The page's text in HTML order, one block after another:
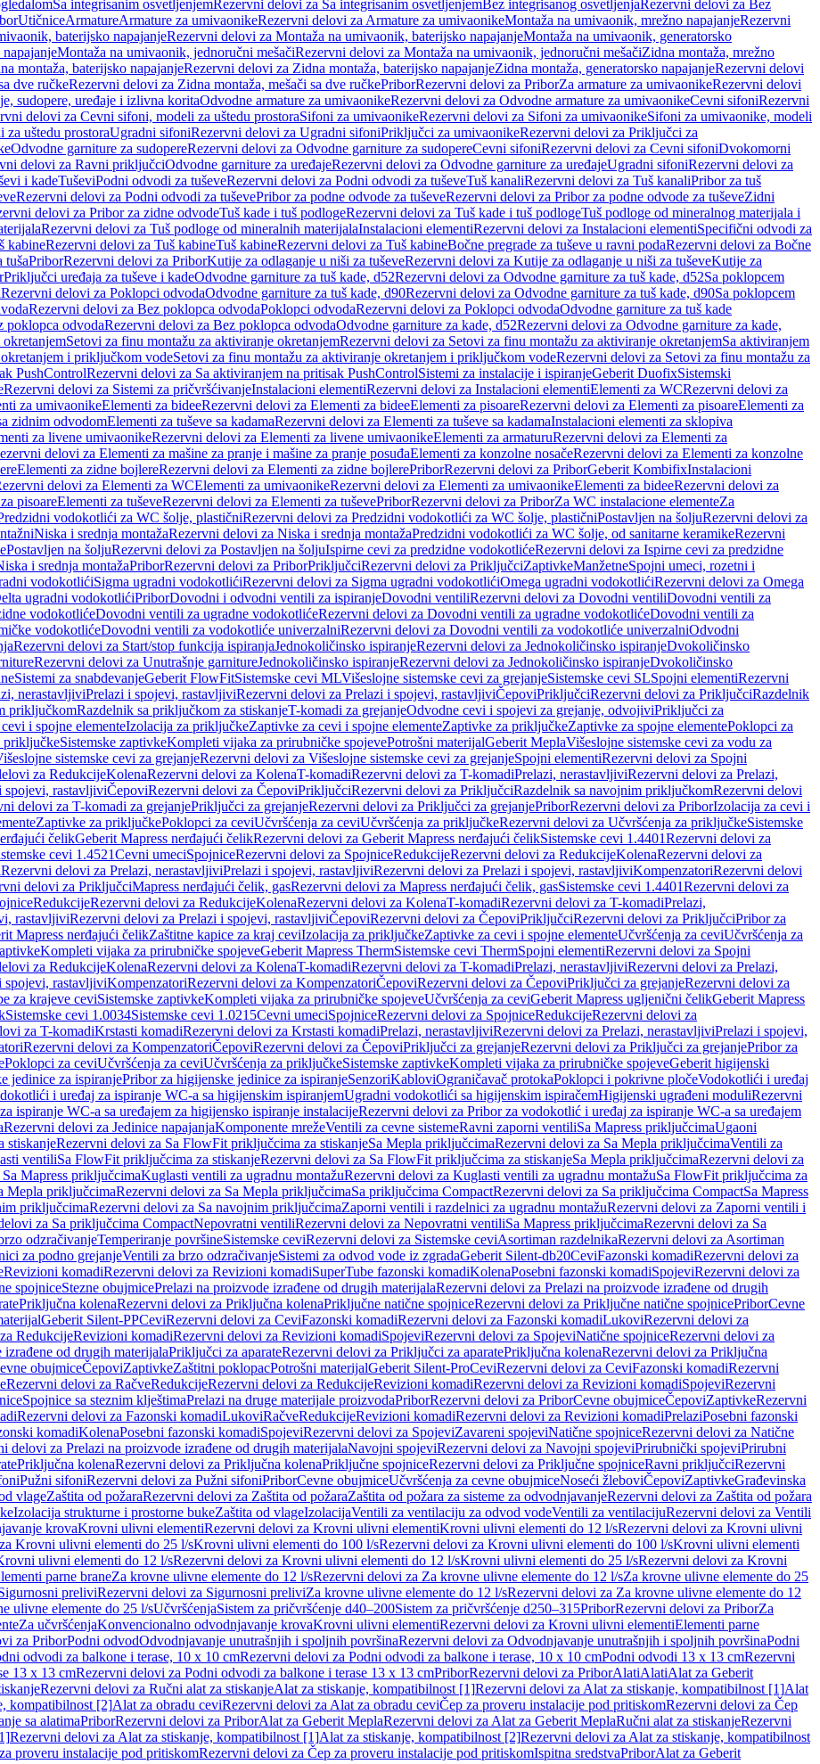
Sa integrisanim osvetljenjemRezervni delovi za Sa integrisanim osvetljenjemBez integrisanog osvetljenjaRezervni delovi za Bez
UtičniceArmatureArmature za umivaonikeRezervni delovi za Armature za umivaonikeMontaža na umivaonik, mrežno napajanjeRezervni
baterijsko napajanjeRezervni delovi za Montaža na umivaonik, baterijsko napajanjeMontaža na umivaonik, generatorsko
Montaža na umivaonik, jednoručni mešačiRezervni delovi za Montaža na umivaonik, jednoručni mešačiZidna montaža, mrežno
montaža, baterijsko napajanjeRezervni delovi za Zidna montaža, baterijsko napajanjeZidna montaža, generatorsko napajanjeRezervni delovi
dve ručkeRezervni delovi za Zidna montaža, mešači sa dve ručkePriborRezervni delovi za PriborZa armature za umivaonikeRezervni delovi
sudopere, uređaje i izlivna koritaOdvodne armature za umivaonikeRezervni delovi za Odvodne armature za umivaonikeCevni sifoniRezervni
delovi za Cevni sifoni, modeli za uštedu prostoraSifoni za umivaonikeRezervni delovi za Sifoni za umivaonikeSifoni za umivaonike, modeli
uštedu prostoraUgradni sifoniRezervni delovi za Ugradni sifoniPriključci za umivaonikeRezervni delovi za Priključci za
Odvodne garniture za sudopereRezervni delovi za Odvodne garniture za sudopereCevni sifoniRezervni delovi za Cevni sifoniDvokomorni
delovi za Ravni priključciOdvodne garniture za uređajeRezervni delovi za Odvodne garniture za uređajeUgradni sifoniRezervni delovi za
i kadeTuševiPodni odvodi za tuševeRezervni delovi za Podni odvodi za tuševeTuš kanaliRezervni delovi za Tuš kanaliPribor za tuš
Rezervni delovi za Podni odvodi za tuševePribor za podne odvode za tuševeRezervni delovi za Pribor za podne odvode za tuševeZidni
delovi za Pribor za zidne odvodeTuš kade i tuš podlogeRezervni delovi za Tuš kade i tuš podlogeTuš podloge od mineralnog materijala i
Rezervni delovi za Tuš podloge od mineralnih materijalaInstalacioni elementiRezervni delovi za Instalacioni elementiSpecifični odvodi za
kabineRezervni delovi za Tuš kabineTuš kabineRezervni delovi za Tuš kabineBočne pregrade za tuševe u ravni podaRezervni delovi za Bočne
tušaPriborRezervni delovi za PriborKutije za odlaganje u niši za tuševeRezervni delovi za Kutije za odlaganje u niši za tuševeKutije za
Priključci uređaja za tuševe i kadeOdvodne garniture za tuš kade, d52Rezervni delovi za Odvodne garniture za tuš kade, d52Sa poklopcem
Rezervni delovi za Poklopci odvodaOdvodne garniture za tuš kade, d90Rezervni delovi za Odvodne garniture za tuš kade, d90Sa poklopcem
Rezervni delovi za Bez poklopca odvodaPoklopci odvodaRezervni delovi za Poklopci odvodaOdvodne garniture za tuš kade
poklopca odvodaRezervni delovi za Bez poklopca odvodaOdvodne garniture za kade, d52Rezervni delovi za Odvodne garniture za kade,
Setovi za finu montažu za aktiviranje okretanjemRezervni delovi za Setovi za finu montažu za aktiviranje okretanjemSa aktiviranjem
i priključkom vodeSetovi za finu montažu za aktiviranje okretanjem i priključkom vodeRezervni delovi za Setovi za finu montažu za
PushControlRezervni delovi za Sa aktiviranjem na pritisak PushControlSistemi za instalacije i ispiranjeGeberit DuofixSistemski
Rezervni delovi za Sistemi za pričvršćivanjeInstalacioni elementiRezervni delovi za Instalacioni elementiElementi za WCRezervni delovi za
za umivaonikeElementi za bideeRezervni delovi za Elementi za bideeElementi za pisoareRezervni delovi za Elementi za pisoareElementi za
zidnim odvodomElementi za tuševe sa kadamaRezervni delovi za Elementi za tuševe sa kadamaInstalacioni elementi za sklopiva
za livene umivaonikeRezervni delovi za Elementi za livene umivaonikeElementi za armaturuRezervni delovi za Elementi za
delovi za Elementi za mašine za pranje i mašine za pranje posuđaElementi za konzolne nosačeRezervni delovi za Elementi za konzolne
Elementi za zidne bojlereRezervni delovi za Elementi za zidne bojlerePriborRezervni delovi za PriborGeberit KombifixInstalacioni
delovi za Elementi za WCElementi za umivaonikeRezervni delovi za Elementi za umivaonikeElementi za bideeRezervni delovi za
pisoareElementi za tuševeRezervni delovi za Elementi za tuševePriborRezervni delovi za PriborZa WC instalacione elementeZa
vodokotlići za WC šolje, plastičniRezervni delovi za Predzidni vodokotlići za WC šolje, plastičniPostavljen na šoljuRezervni delovi za
Niska i srednja montažaRezervni delovi za Niska i srednja montažaPredzidni vodokotlići za WC šolje, od sanitarne keramikeRezervni
Postavljen na šoljuRezervni delovi za Postavljen na šoljuIspirne cevi za predzidne vodokotlićeRezervni delovi za Ispirne cevi za predzidne
i srednja montažaPriborRezervni delovi za PriborPriključciRezervni delovi za PriključciZaptivkeManžetneSpojni umeci, rozetni i
vodokotlićiSigma ugradni vodokotlićiRezervni delovi za Sigma ugradni vodokotlićiOmega ugradni vodokotlićiRezervni delovi za Omega
ugradni vodokotlićiPriborDovodni i odvodni ventili za ispiranjeDovodni ventiliRezervni delovi za Dovodni ventiliDovodni ventili za
vodokotlićeDovodni ventili za ugradne vodokotlićeRezervni delovi za Dovodni ventili za ugradne vodokotlićeDovodni ventili za
vodokotlićeDovodni ventili za vodokotliće univerzalniRezervni delovi za Dovodni ventili za vodokotliće univerzalniOdvodni
Rezervni delovi za Start/stop funkcija ispiranjaJednokoličinsko ispiranjeRezervni delovi za Jednokoličinsko ispiranjeDvokoličinsko
Rezervni delovi za Unutrašnje garnitureJednokoličinsko ispiranjeRezervni delovi za Jednokoličinsko ispiranjeDvokoličinsko
Sistemi za snabdevanjeGeberit FlowFitSistemske cevi MLVišeslojne sistemske cevi za grejanjeSistemske cevi SLSpojni elementiRezervni
nerastavljiviPrelazi i spojevi, rastavljiviRezervni delovi za Prelazi i spojevi, rastavljiviČepoviPriključciRezervni delovi za PriključciRazdelnik
priključkomRazdelnik sa priključkom za stiskanjeT-komadi za grejanjeOdvodne cevi i spojevi za grejanje, odvojiviPriključci za
i spojne elementeIzolacija za priključkeZaptivke za cevi i spojne elementeZaptivke za priključkeZaptivke za spojne elementePoklopci za
priključkeSistemske zaptivkeKompleti vijaka za prirubničke spojevePotrošni materijalGeberit MeplaVišeslojne sistemske cevi za vodu za
sistemske cevi za grejanjeRezervni delovi za Višeslojne sistemske cevi za grejanjeSpojni elementiRezervni delovi za Spojni
za RedukcijeKolenaRezervni delovi za KolenaT-komadiRezervni delovi za T-komadiPrelazi, nerastavljiviRezervni delovi za Prelazi,
spojevi, rastavljiviČepoviRezervni delovi za ČepoviPriključciRezervni delovi za PriključciRazdelnik sa navojnim priključkomRezervni delovi
delovi za T-komadi za grejanjePriključci za grejanjeRezervni delovi za Priključci za grejanjePriborRezervni delovi za PriborIzolacija za cevi i
Zaptivke za priključkePoklopci za ceviUčvršćenja za ceviUčvršćenja za priključkeRezervni delovi za Učvršćenja za priključkeSistemske
čelikGeberit Mapress nerđajući čelikRezervni delovi za Geberit Mapress nerđajući čelikSistemske cevi 1.4401Rezervni delovi za
cevi 1.4521Cevni umeciSpojniceRezervni delovi za SpojniceRedukcijeRezervni delovi za RedukcijeKolenaRezervni delovi za
Rezervni delovi za Prelazi, nerastavljiviPrelazi i spojevi, rastavljiviRezervni delovi za Prelazi i spojevi, rastavljiviKompenzatoriRezervni delovi
delovi za PriključciMapress nerđajući čelik, gasRezervni delovi za Mapress nerđajući čelik, gasSistemske cevi 1.4401Rezervni delovi za
RedukcijeRezervni delovi za RedukcijeKolenaRezervni delovi za KolenaT-komadiRezervni delovi za T-komadiPrelazi,
rastavljiviRezervni delovi za Prelazi i spojevi, rastavljiviČepoviRezervni delovi za ČepoviPriključciRezervni delovi za PriključciPribor za
Mapress nerđajući čelikZaštitne kapice za kraj ceviIzolacija za priključkeZaptivke za cevi i spojne elementeUčvršćenja za ceviUčvršćenja za
Kompleti vijaka za prirubničke spojeveGeberit Mapress ThermSistemske cevi ThermSpojni elementiRezervni delovi za Spojni
za RedukcijeKolenaRezervni delovi za KolenaT-komadiRezervni delovi za T-komadiPrelazi, nerastavljiviRezervni delovi za Prelazi,
spojevi, rastavljiviKompenzatoriRezervni delovi za KompenzatoriČepoviRezervni delovi za ČepoviPriključci za grejanjeRezervni delovi za
za krajeve ceviSistemske zaptivkeKompleti vijaka za prirubničke spojeveUčvršćenja za ceviGeberit Mapress ugljenični čelikGeberit Mapress
Sistemske cevi 1.0034Sistemske cevi 1.0215Cevni umeciSpojniceRezervni delovi za SpojniceRedukcijeRezervni delovi za
za T-komadiKrstasti komadiRezervni delovi za Krstasti komadiPrelazi, nerastavljiviRezervni delovi za Prelazi, nerastavljiviPrelazi i spojevi,
Rezervni delovi za KompenzatoriČepoviRezervni delovi za ČepoviPriključci za grejanjeRezervni delovi za Priključci za grejanjePribor za
Poklopci za ceviUčvršćenja za ceviUčvršćenja za priključkeSistemske zaptivkeKompleti vijaka za prirubničke spojeveGeberit higijenski
jedinice za ispiranjePribor za higijenske jedinice za ispiranjeSenzoriKabloviOgraničavač protokaPoklopci i pokrivne pločeVodokotlići i uređaj
i uređaj za ispiranje WC-a sa higijenskim ispiranjemUgradni vodokotlići sa higijenskim ispiračemHigijenski ugrađeni moduliRezervni
ispiranje WC-a sa uređajem za higijensko ispiranje instalacijeRezervni delovi za Pribor za vodokotlić i uređaj za ispiranje WC-a sa uređajem
Rezervni delovi za Jedinice napajanjaKomponente mrežeVentili za cevne sistemeRavni zaporni ventiliSa Mapress priključcimaUgaoni
stiskanjeRezervni delovi za Sa FlowFit priključcima za stiskanjeSa Mepla priključcimaRezervni delovi za Sa Mepla priključcimaVentili za
ventiliSa FlowFit priključcima za stiskanjeRezervni delovi za Sa FlowFit priključcima za stiskanjeSa Mepla priključcimaRezervni delovi za
Mapress priključcimaKuglasti ventili za ugradnu montažuRezervni delovi za Kuglasti ventili za ugradnu montažuSa FlowFit priključcima za
Mepla priključcimaRezervni delovi za Sa Mepla priključcimaSa priključcima CompactRezervni delovi za Sa priključcima CompactSa Mapress
priključcimaRezervni delovi za Sa navojnim priključcimaZaporni ventili i razdelnici za ugradnu montažuRezervni delovi za Zaporni ventili i
za Sa priključcima CompactNepovratni ventiliRezervni delovi za Nepovratni ventiliSa Mapress priključcimaRezervni delovi za Sa
odzračivanjeTemperiranje površineSistemske ceviRezervni delovi za Sistemske ceviAsortiman razdelnikaRezervni delovi za Asortiman
za podno grejanjeVentili za brzo odzračivanjeSistemi za odvod vode iz zgradaGeberit Silent-db20CeviFazonski komadiRezervni delovi za
Revizioni komadiRezervni delovi za Revizioni komadiSuperTube fazonski komadiKolenaPosebni fazonski komadiSpojeviRezervni delovi za
spojniceStezne obujmicePrelazi na proizvode izrađene od drugih materijalaRezervni delovi za Prelazi na proizvode izrađene od drugih
Priključna kolenaRezervni delovi za Priključna kolenaPriključne natične spojniceRezervni delovi za Priključne natične spojnicePriborCevne
Geberit Silent-PPCeviRezervni delovi za CeviFazonski komadiRezervni delovi za Fazonski komadiLukoviRezervni delovi za
RedukcijeRevizioni komadiRezervni delovi za Revizioni komadiSpojeviRezervni delovi za SpojeviNatične spojniceRezervni delovi za
od drugih materijalaPriključci za aparateRezervni delovi za Priključci za aparatePriključna kolenaRezervni delovi za Priključna
obujmiceČepoviZaptivkeZaštitni poklopacPotrošni materijalGeberit Silent-ProCeviRezervni delovi za CeviFazonski komadiRezervni
Rezervni delovi za RačveRedukcijeRezervni delovi za RedukcijeRevizioni komadiRezervni delovi za Revizioni komadiSpojeviRezervni
Spojnice sa steznim klještimaPrelazi na druge materijale proizvodaPriborRezervni delovi za PriborCevne obujmiceČepoviZaptivkeRezervni
Rezervni delovi za Fazonski komadiLukoviRačveRedukcijeRevizioni komadiRezervni delovi za Revizioni komadiPrelaziPosebni fazonski
komadiKolenaPosebni fazonski komadiSpojeviRezervni delovi za SpojeviZavareni spojeviNatične spojniceRezervni delovi za Natične
delovi za Prelazi na proizvode izrađene od drugih materijalaNavojni spojeviRezervni delovi za Navojni spojeviPrirubnički spojeviPrirubni
Priključna kolenaRezervni delovi za Priključna kolenaPriključne spojniceRezervni delovi za Priključne spojniceRavni priključciRezervni
Pužni sifoniRezervni delovi za Pužni sifoniPriborCevne obujmiceUčvršćenja za cevne obujmiceNoseći žleboviČepoviZaptivkeGrađevinska
vlageZaštita od požaraRezervni delovi za Zaštita od požaraZaštita od požara za sisteme za odvodnjavanjeRezervni delovi za Zaštita od požara
Izolacija strukturne i prostorne bukeZaštita od vlageIzolacijaVentili za ventilaciju za odvod vodeVentili za ventilacijuRezervni delovi za Ventili
krovaKrovni ulivni elementiRezervni delovi za Krovni ulivni elementiKrovni ulivni elementi do 12 l/sRezervni delovi za Krovni ulivni
Krovni ulivni elementi do 25 l/sKrovni ulivni elementi do 100 l/sRezervni delovi za Krovni ulivni elementi do 100 l/sKrovni ulivni elementi
ulivni elementi do 12 l/sRezervni delovi za Krovni ulivni elementi do 12 l/sKrovni ulivni elementi do 25 l/sRezervni delovi za Krovni
parne braneZa krovne ulivne elemente do 12 l/sRezervni delovi za Za krovne ulivne elemente do 12 l/sZa krovne ulivne elemente do 25
preliviRezervni delovi za Sigurnosni preliviZa krovne ulivne elemente do 12 l/sRezervni delovi za Za krovne ulivne elemente do 12
ulivne elemente do 25 l/sUčvršćenjaSistem za pričvršćenje d40–200Sistem za pričvršćenje d250–315PriborRezervni delovi za PriborZa
Za učvršćenjaKonvencionalno odvodnjavanje krovaKrovni ulivni elementiRezervni delovi za Krovni ulivni elementiElementi parne
za PriborPodni odvodOdvodnjavanje unutrašnjih i spoljnih površinaRezervni delovi za Odvodnjavanje unutrašnjih i spoljnih površinaPodni
odvodi za balkone i terase, 10 x 10 cmRezervni delovi za Podni odvodi za balkone i terase, 10 x 10 cmPodni odvodi 13 x 13 cmRezervni
13 x 13 cmRezervni delovi za Podni odvodi za balkone i terase 13 x 13 cmPriborRezervni delovi za PriborAlatiAlatiAlat za Geberit
Rezervni delovi za Ručni alat za stiskanjeAlat za stiskanje, kompatibilnost [1]Rezervni delovi za Alat za stiskanje, kompatibilnost [1]Alat
kompatibilnost [2]Alat za obradu ceviRezervni delovi za Alat za obradu ceviČep za proveru instalacije pod pritiskomRezervni delovi za Čep
sa alatimaPriborRezervni delovi za PriborAlat za Geberit MeplaRezervni delovi za Alat za Geberit MeplaRučni alat za stiskanjeRezervni
Rezervni delovi za Alat za stiskanje, kompatibilnost [1]Alat za stiskanje, kompatibilnost [2]Rezervni delovi za Alat za stiskanje, kompatibilnost
proveru instalacije pod pritiskomRezervni delovi za Čep za proveru instalacije pod pritiskomIspitna sredstvaPriborAlat za Geberit